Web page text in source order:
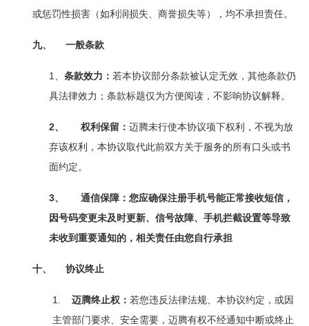
或惩罚性损害（如利润损失、商誉损失等），均不承担责任。
九、 一般条款
1、 条款效力： 若本协议部分条款被认定无效，其他条款仍
具法律效力；条款标题仅为方便阅读，不影响协议解释。
2、 权利保留： 迈腾未行使本协议项下权利，不视为放
弃该权利，本协议取代此前双方关于服务的所有口头或书
面约定。
3、
通信保障：您应确保注册手机号能正常接收短信，
因号码变更未及时更新、信号故障、手机拦截设置等导致
未收到重要通知的，相关责任由您自行承担
十、 协议终止
1. 迈腾终止权： 若您违反法律法规、本协议约定，或因
主管部门要求、安全需要，迈腾有权不经通知中断或终止